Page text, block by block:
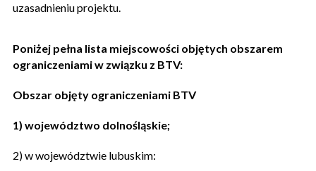
uzasadnieniu projektu.
Poniżej pełna lista miejscowości objętych obszarem
ograniczeniami w związku z BTV:
Obszar objęty ograniczeniami BTV
1) województwo dolnośląskie;
2) w województwie lubuskim: